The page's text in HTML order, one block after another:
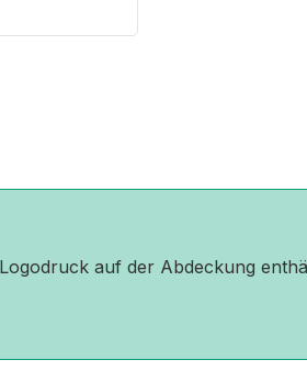
auf der Abdeckung